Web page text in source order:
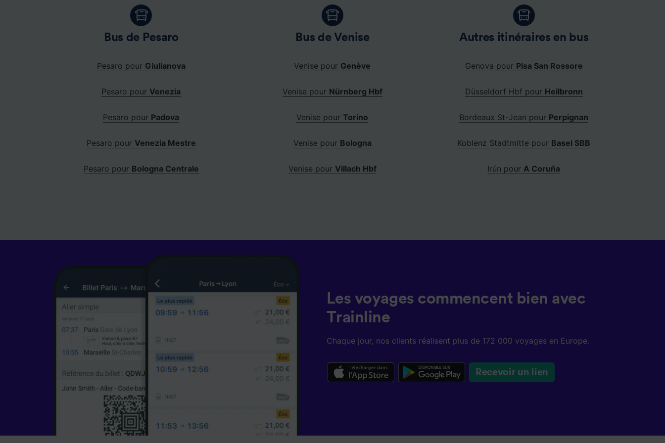
Bus de Pesaro
Pesaro pour Giulianova
Pesaro pour Venezia
Pesaro pour Padova
Pesaro pour Venezia Mestre
Pesaro pour Bologna Centrale
Bus de Venise
Venise pour Genève
Venise pour Nürnberg Hbf
Venise pour Torino
Venise pour Bologna
Venise pour Villach Hbf
Autres itinéraires en bus
Genova pour Pisa San Rossore
Düsseldorf Hbf pour Heilbronn
Bordeaux St-Jean pour Perpignan
Koblenz Stadtmitte pour Basel SBB
Irún pourA Coruña
Les voyages commencent bien avec
Trainline
Chaque jour, nos clients réalisent plus de 172 000 voyages en Europe.
Recevoir un lien